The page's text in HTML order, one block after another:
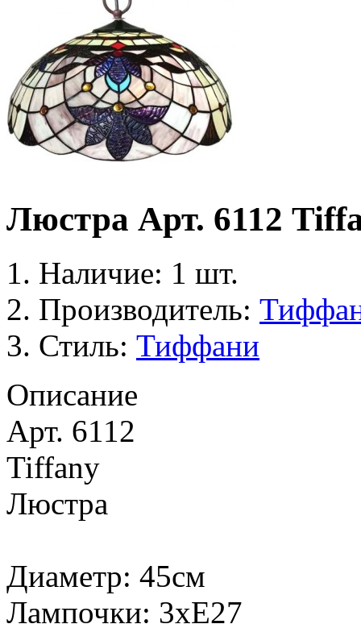
Люстра Арт. 6112
Наличие: 1 шт.
Производитель:
Стиль: Тиффани
Описание
Арт. 6112
Tiffany
Люстра
Диаметр: 45см
Лампочки: 3хЕ27